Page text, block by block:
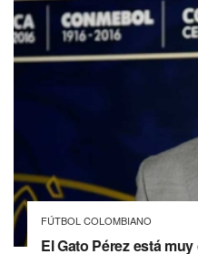
FÚTBOL COLOMBIANO
El Gato Pérez está